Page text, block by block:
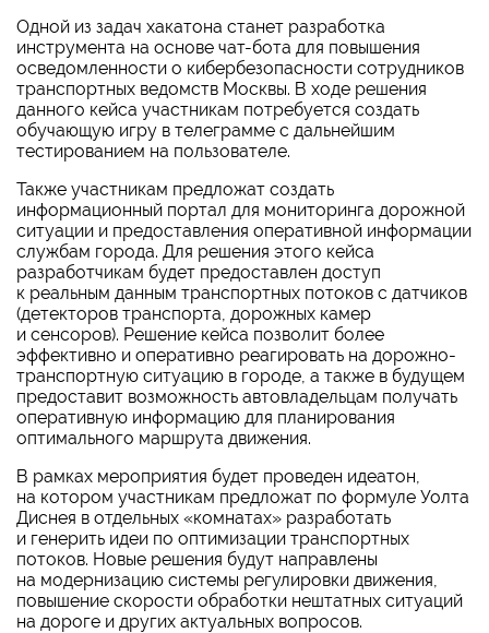
Одной из задач хакатона станет разработка
инструмента на основе чат-бота для повышения
осведомленности о кибербезопасности сотрудников
транспортных ведомств Москвы. В ходе решения
данного кейса участникам потребуется создать
обучающую игру в телеграмме с дальнейшим
тестированием на пользователе.
Также участникам предложат создать
информационный портал для мониторинга дорожной
ситуации и предоставления оперативной информации
службам города. Для решения этого кейса
разработчикам будет предоставлен доступ
к реальным данным транспортных потоков с датчиков
(детекторов транспорта, дорожных камер
и сенсоров). Решение кейса позволит более
эффективно и оперативно реагировать на дорожно-
транспортную ситуацию в городе, а также в будущем
предоставит возможность автовладельцам получать
оперативную информацию для планирования
оптимального маршрута движения.
В рамках мероприятия будет проведен идеатон,
на котором участникам предложат по формуле Уолта
Диснея в отдельных «комнатах» разработать
и генерить идеи по оптимизации транспортных
потоков. Новые решения будут направлены
на модернизацию системы регулировки движения,
повышение скорости обработки нештатных ситуаций
на дороге и других актуальных вопросов.